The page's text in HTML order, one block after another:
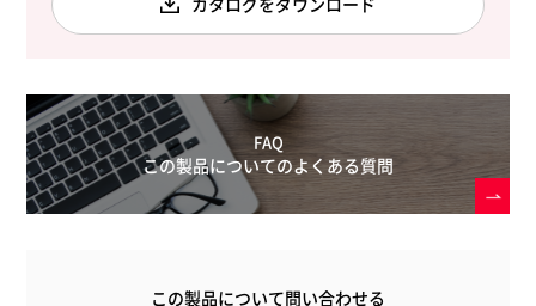
FAQ
この製品についてのよくある質問
この製品について問い合わせる